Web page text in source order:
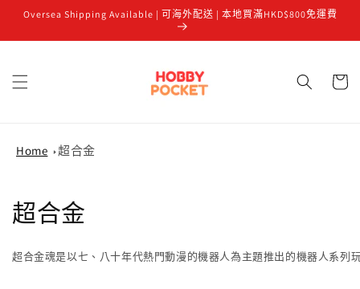
跳至內容
Oversea Shipping Available | 可海外配送 | 本地買滿HKD$800免運費
物
Home 超合金
商
品
超合金
超合金魂是以七、八十年代熱門動漫的機器人為主題推出的機器人系